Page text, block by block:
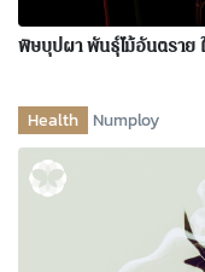
พิษบุปผา พันธุ์ไม้อันตราย
Health Numploy